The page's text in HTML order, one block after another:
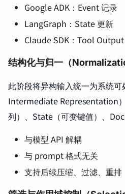
Google ADK：Event 记录
LangGraph：State 更新
Claude SDK：Tool Output
结构化与归一（
此阶段将异构输入统一为系统
Intermediate Representation
列）、State（可变键值）、
与模型 API 解耦
与 prompt 格式无关
支持后续压缩、过滤、重排